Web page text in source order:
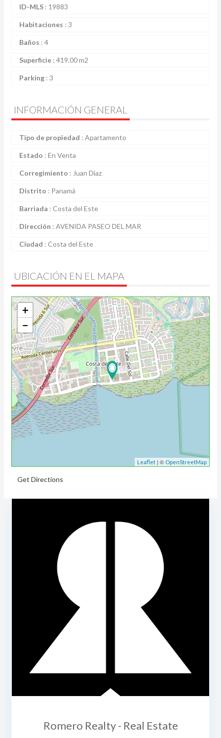
ID-MLS : 19883
Habitaciones : 3
Baños : 4
Superficie : 419.00 m2
Parking : 3
INFORMACIÓN GENERAL
Tipo de propiedad : Apartamento
Estado : En Venta
Corregimiento : Juan Díaz
Distrito : Panamá
Barriada : Costa del Este
Dirección : AVENIDA PASEO DEL MAR
Ciudad : Costa del Este
UBICACIÓN EN EL MAPA
+
−
Leaflet | © OpenStreetMap
Get Directions
Romero Realty - Real Estate